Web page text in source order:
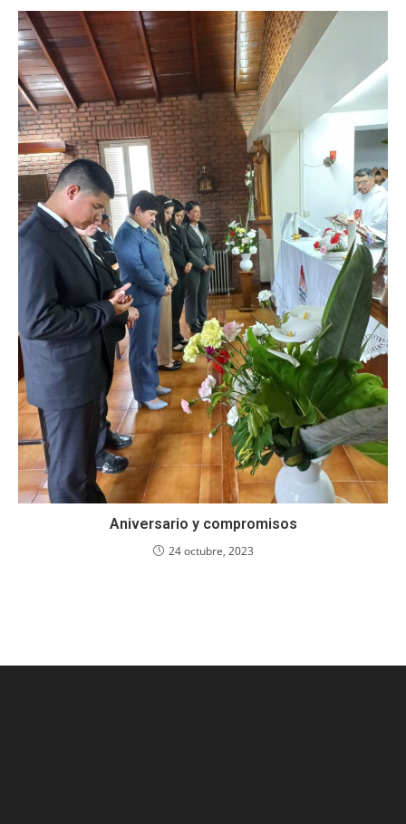
Aniversario y compromisos
24 octubre, 2023